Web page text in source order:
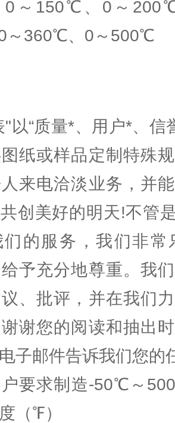
～150℃、0～
～360℃、0～500℃
"以“质量*、用户*、
纸或样品定制特殊
来电洽淡业务，并
创美好的明天!不管
们的服务，我们非
予充分地尊重。我
、批评，并在我们
谢您的阅读和抽出
子邮件告诉我们您
要求制造-50℃～
（℉）